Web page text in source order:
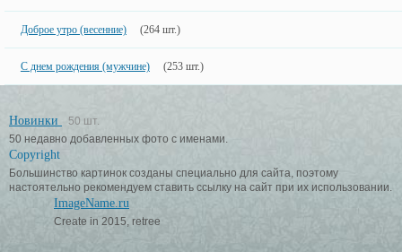
Доброе утро (весенние) (264 шт.)
С днем рождения (мужчине) (253 шт.)
Новинки
50 шт.
50 недавно добавленных фото с именами.
Copyright
Большинство картинок созданы специально для сайта, поэтому
настоятельно рекомендуем ставить ссылку на сайт при их использовании.
ImageName.ru
Create in 2015, retree